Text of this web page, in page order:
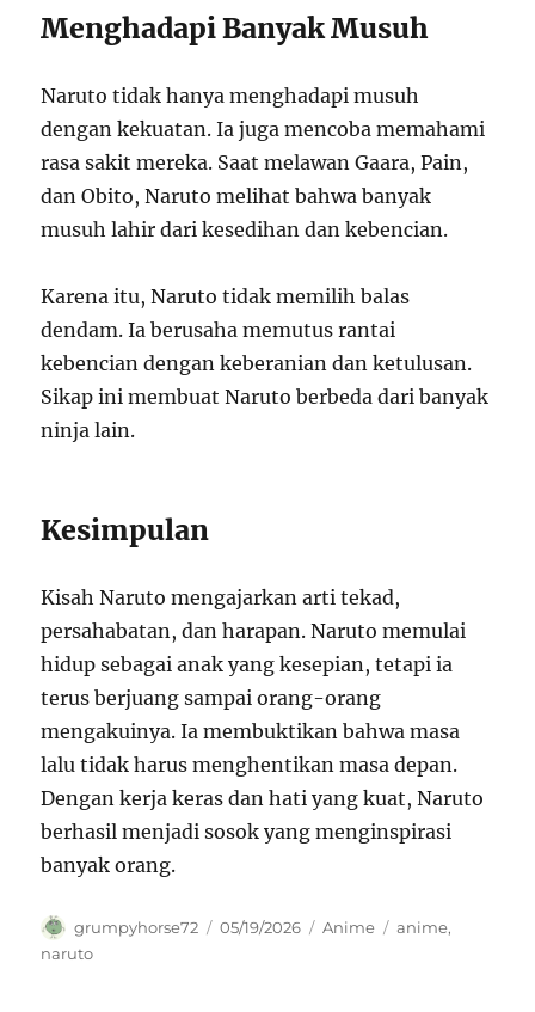
Menghadapi Banyak Musuh
Naruto tidak hanya menghadapi musuh
dengan kekuatan. Ia juga mencoba memahami
rasa sakit mereka. Saat melawan Gaara, Pain,
dan Obito, Naruto melihat bahwa banyak
musuh lahir dari kesedihan dan kebencian.
Karena itu, Naruto tidak memilih balas
dendam. Ia berusaha memutus rantai
kebencian dengan keberanian dan ketulusan.
Sikap ini membuat Naruto berbeda dari banyak
ninja lain.
Kesimpulan
Kisah Naruto mengajarkan arti tekad,
persahabatan, dan harapan. Naruto memulai
hidup sebagai anak yang kesepian, tetapi ia
terus berjuang sampai orang-orang
mengakuinya. Ia membuktikan bahwa masa
lalu tidak harus menghentikan masa depan.
Dengan kerja keras dan hati yang kuat, Naruto
berhasil menjadi sosok yang menginspirasi
banyak orang.
Author
grumpyhorse72
Posted
05/19/2026 Categories
Anime Tags
anime,
naruto